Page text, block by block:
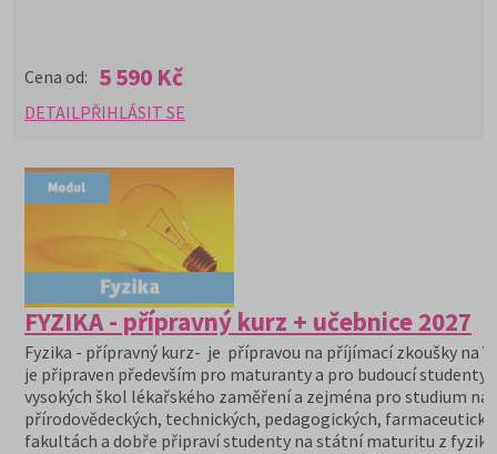
Cena od: 5 590 Kč
DETAIL PŘIHLÁSIT SE
FYZIKA - přípravný kurz + učebnice 2027
Fyzika - přípravný kurz- je přípravou na příjímací zkoušky na
je připraven především pro maturanty a pro budoucí studenty
vysokých škol lékařského zaměření a zejména pro studium na
přírodovědeckých, technických, pedagogických,
fakultách a dobře připraví studenty na státní maturitu z fyziky.